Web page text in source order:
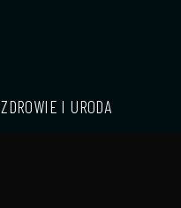
ZDROWIE I URODA